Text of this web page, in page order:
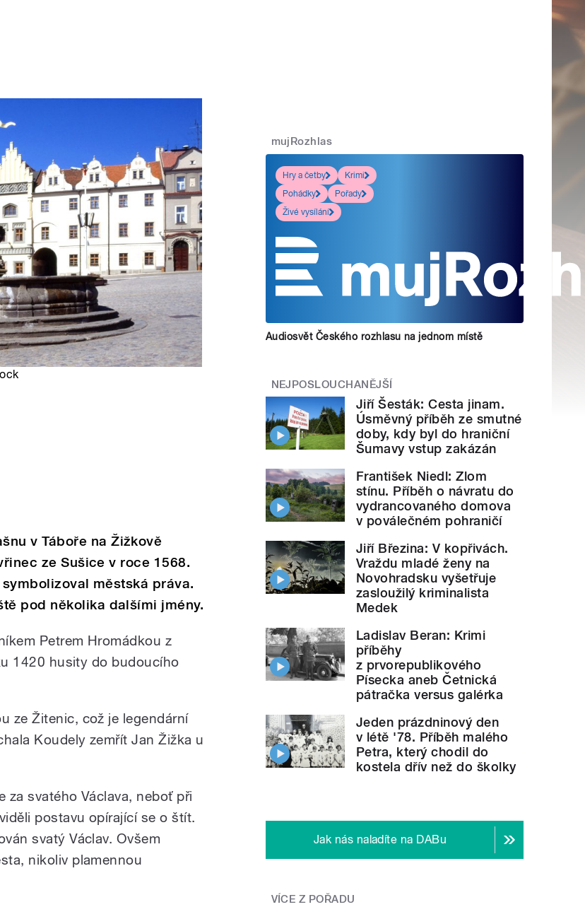
v Táboře na Žižkově
ze Sušice v roce 1568.
městská práva.
pod několika dalšími jmény.
Petrem Hromádkou z
1420 husity do budoucího
ze Žitenic, což je legendární
Koudely zemřít Jan Žižka u
za svatého Václava, neboť při
postavu opírající se o štít.
svatý Václav. Ovšem
nikoliv plamennou
mujRozhlas
Hry a četby
Krimi
Pohádky
Pořady
Živé vysílání
Audiosvět Českého rozhlasu na jednom místě
NEJPOSLOUCHANĚJŠÍ
Jiří Šesták: Cesta jinam.
Úsměvný příběh ze smutné
doby, kdy byl do hraniční
Šumavy vstup zakázán
František Niedl: Zlom
stínu. Příběh o návratu do
vydrancovaného domova
v poválečném pohraničí
Jiří Březina: V kopřivách.
Vraždu mladé ženy na
Novohradsku vyšetřuje
zasloužilý kriminalista
Medek
Ladislav Beran: Krimi
příběhy
z prvorepublikového
Písecka aneb Četnická
pátračka versus galérka
Jeden prázdninový den
v létě '78. Příběh malého
Petra, který chodil do
kostela dřív než do školky
Jak nás naladíte na DABu
VÍCE Z POŘADU